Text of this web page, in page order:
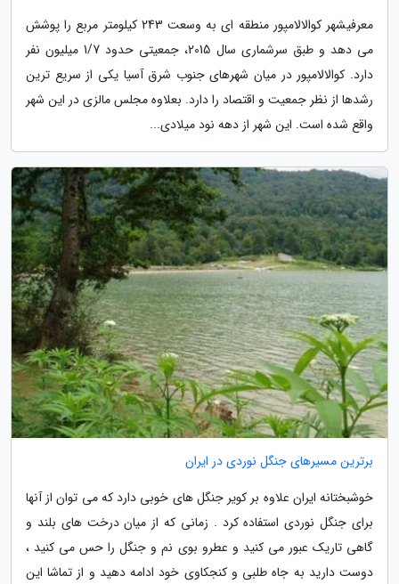
معرفیشهر کوالالامپور منطقه ای به وسعت 243 کیلومتر مربع را پوشش
می دهد و طبق سرشماری سال 2015، جمعیتی حدود 1/7 میلیون نفر
دارد. کوالالامپور در میان شهرهای جنوب شرق آسیا یکی از سریع ترین
رشدها از نظر جمعیت و اقتصاد را دارد. بعلاوه مجلس مالزی در این شهر
واقع شده است. این شهر از دهه نود میلادی...
برترین مسیرهای جنگل نوردی در ایران
خوشبختانه ایران علاوه بر کویر جنگل های خوبی دارد که می توان از آنها
برای جنگل نوردی استفاده کرد . زمانی که از میان درخت های بلند و
گاهی تاریک عبور می کنید و عطرو بوی نم و جنگل را حس می کنید ،
دوست دارید به جاه طلبی و کنجکاوی خود ادامه دهید و از تماشا این